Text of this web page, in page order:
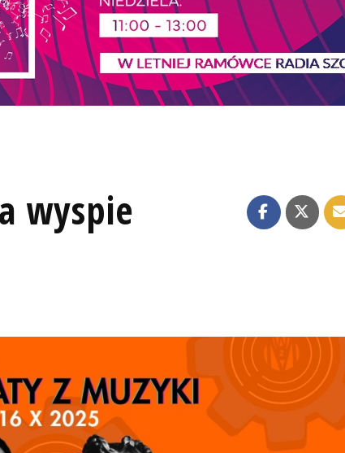
wyspie